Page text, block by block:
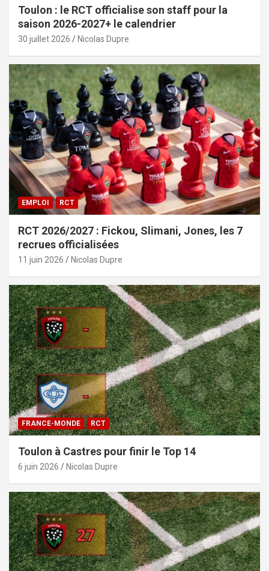
Toulon : le RCT officialise son staff pour la
saison 2026-2027+ le calendrier
30 juillet 2026 Nicolas Dupre
EMPLOI RCT
RCT 2026/2027 : Fickou, Slimani, Jones, les 7
recrues officialisées
11 juin 2026 Nicolas Dupre
FRANCE-MONDE RCT
Toulon à Castres pour finir le Top 14
6 juin 2026 Nicolas Dupre